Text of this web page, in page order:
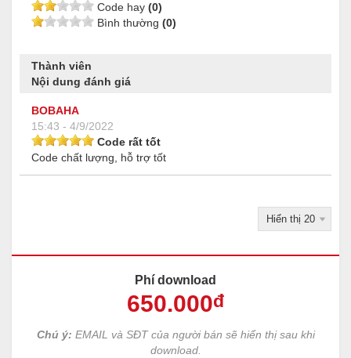
Code hay (0)
Bình thường (0)
Thành viên
Nội dung đánh giá
BOBAHA
15:43 - 4/9/2022
Code rất tốt
Code chất lượng, hỗ trợ tốt
Phí download
650.000đ
Chú ý: EMAIL và SĐT của người bán sẽ hiển thị sau khi
download.